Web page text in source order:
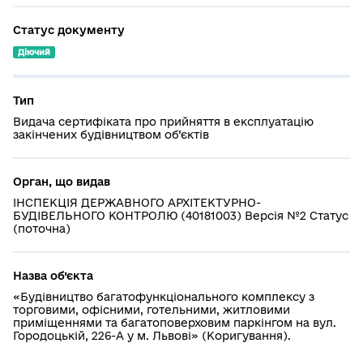
Статус документу
Діючий
Тип
Видача сертифіката про прийняття в експлуатацію
закінчених будівництвом об’єктів
Орган, що видав
ІНСПЕКЦІЯ ДЕРЖАВНОГО АРХІТЕКТУРНО-
БУДІВЕЛЬНОГО КОНТРОЛЮ (40181003) Версія №2 Статус
(поточна)
Назва об’єкта
«Будівництво багатофункціонального комплексу з
торговими, офісними, готельними, житловими
приміщеннями та багатоповерховим паркінгом на вул.
Городоцькій, 226-А у м. Львові» (Коригування).